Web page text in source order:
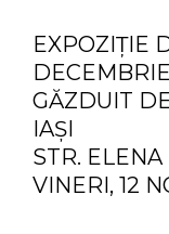
EXPOZIȚIE
GĂZDUIT
IAȘI
STR.
VINERI, 12